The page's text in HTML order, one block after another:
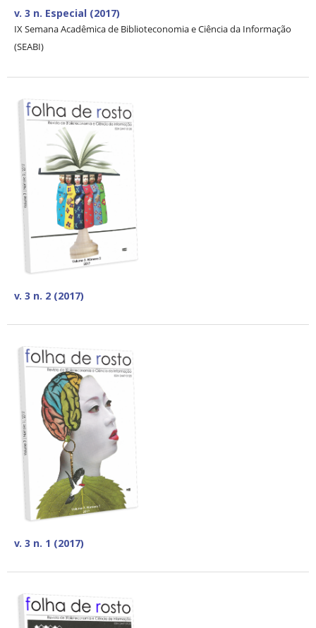
v. 3 n. Especial (2017)
IX Semana Acadêmica de Biblioteconomia e Ciência da Informação
(SEABI)
v. 3 n. 2 (2017)
v. 3 n. 1 (2017)